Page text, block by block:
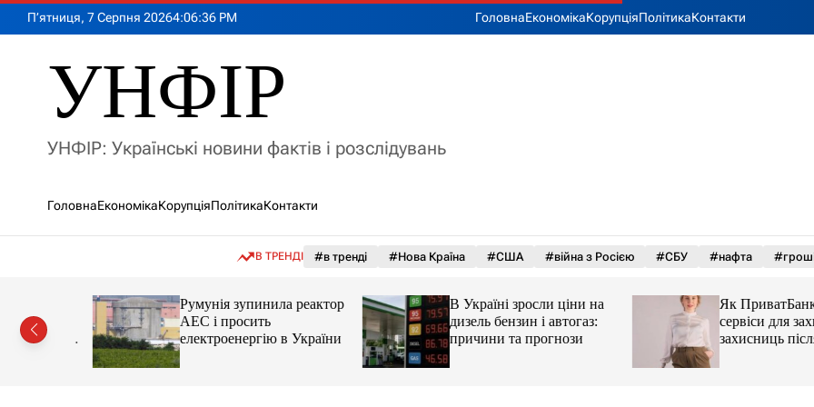
П’ятниця, 7 Серпня 20264:06:38 PM ГоловнаЕкономікаКорупціяПолітикаКонтакти
УНФІР
УНФІР: Українські новини фактів і розслідувань
ГоловнаЕкономікаКорупціяПолітикаКонтакти
В ТРЕНДІ #в тренді #Нова Країна #США #війна з Росією #СБУ #нафта
цін і
Румунія зупинила реактор
АЕС і просить
електроенергію в України
В Україні зросли ціни на
дизель бензин і автогаз:
причини та прогнози
Як ПриватБанк
сервіси для
захисниць після